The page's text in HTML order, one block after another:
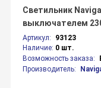
Артикул:
93123
Наличие: 0 шт.
Возможность заказа:
Производитель:
Светильник
выключателем